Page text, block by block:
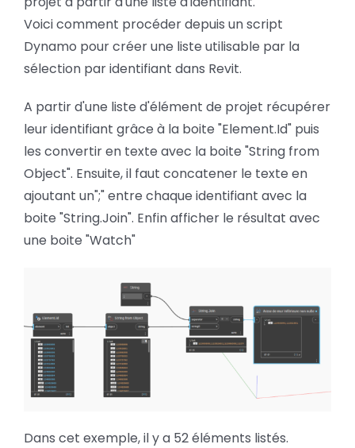
Rechercher:
d’identifiants
utiliser
dans
Voici comment procéder depuis un script
Dynamo pour créer une liste utilisable par la
sélection par identifiant dans Revit.
A partir d'une liste d'élément de projet récupérer
leur identifiant grâce à la boite "Element.Id" puis
les convertir en texte avec la boite "String from
Object". Ensuite, il faut concatener le texte en
ajoutant un";" entre chaque identifiant avec la
boite "String.Join". Enfin afficher le résultat avec
une boite "Watch"
Dans cet exemple, il y a 52 éléments listés.